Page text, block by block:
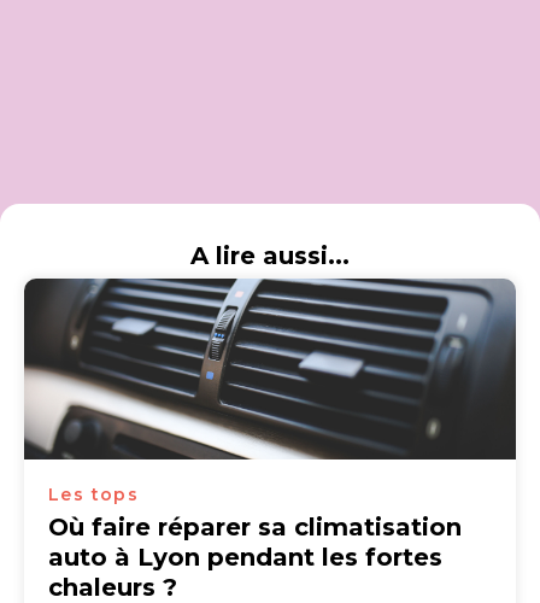
A lire aussi...
Les tops
Où faire réparer sa climatisation
auto à Lyon pendant les fortes
chaleurs ?